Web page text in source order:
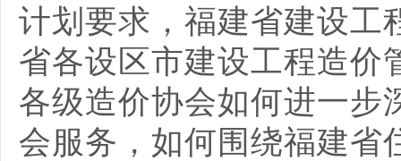
计划要求，福建省建设工
省各设区市建设工程造价
各级造价协会如何进一步
会服务，如何围绕福建省